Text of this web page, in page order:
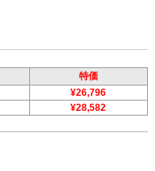
特価
¥26,796
¥28,582